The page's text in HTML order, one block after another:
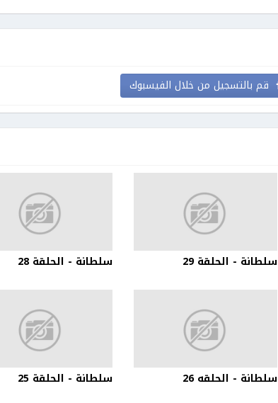
قم بالتسجيل من خلال الفيسبوك
سلطانة - الحلقة 29 سلطانة - الحلقة 28
سلطانة - الحلقه 26 سلطانة - الحلقة 25